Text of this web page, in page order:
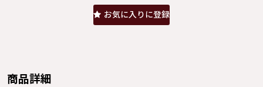
お気に入りに登録
商品詳細